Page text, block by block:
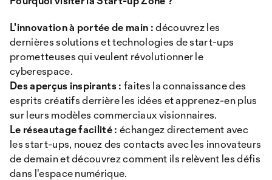
L'innovation à portée de main :découvrez les
dernières solutions et technologies de start-ups
prometteuses qui veulent révolutionner le
cyberespace.
Des aperçus inspirants : faites la connaissance des
esprits créatifs derrière les idées et apprenez-en plus
sur leurs modèles commerciaux visionnaires.
Le réseautage facilité : échangez directement avec
les start-ups, nouez des contacts avec les innovateurs
de demain et découvrez comment ils relèvent les défis
dans l'espace numérique.